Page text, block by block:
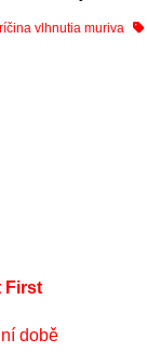
vlhnutia muriva
First
době